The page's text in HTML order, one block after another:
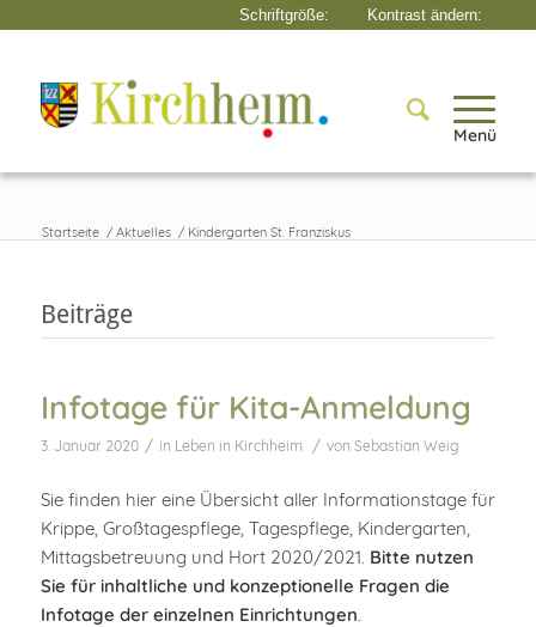
Menü
Startseite / Aktuelles / Kindergarten St. Franziskus
Beiträge
Infotage für Kita-Anmeldung
3. Januar 2020 / in Leben in Kirchheim / von Sebastian Weig
Sie finden hier eine Übersicht aller Informationstage für
Krippe, Großtagespflege, Tagespflege, Kindergarten,
Mittagsbetreuung und Hort 2020/2021. Bitte nutzen
Sie für inhaltliche und konzeptionelle Fragen die
Infotage der einzelnen Einrichtungen